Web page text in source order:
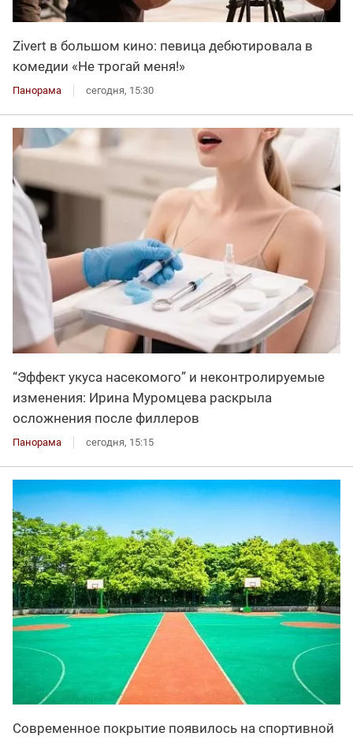
Zivert в большом кино: певица дебютировала в
комедии «Не трогай меня!»
Панорама сегодня, 15:30
“Эффект укуса насекомого” и неконтролируемые
изменения: Ирина Муромцева раскрыла
осложнения после филлеров
Панорама сегодня, 15:15
Современное покрытие появилось на спортивной